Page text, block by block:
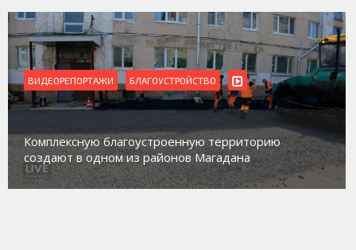
ВИДЕОРЕПОРТАЖИ
Магадан присоединился к пилотному проекту по
работе с несовершеннолетними из групп
социального риска «Переправа»